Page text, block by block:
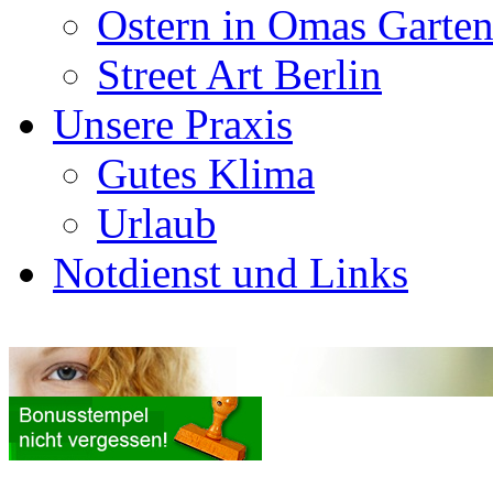
Ostern in Omas Garten
Street Art Berlin
Unsere Praxis
Gutes Klima
Urlaub
Notdienst und Links